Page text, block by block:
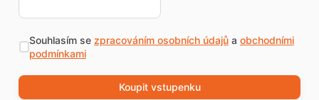
Souhlasím se zpracováním osobních údajůa obchodními
podmínkami
Koupit vstupenku